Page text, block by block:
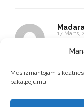
Mēs izmantojam
pakalpojumu.
17 Marts,
Sveiki.
mans skūbijs. Cik
pagalam?